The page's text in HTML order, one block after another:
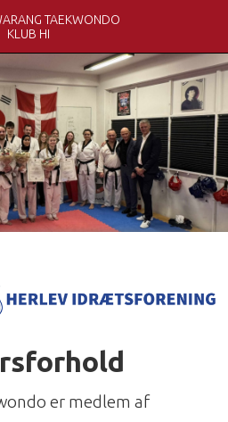
TAEKWONDO
KLUB HI
er medlem af